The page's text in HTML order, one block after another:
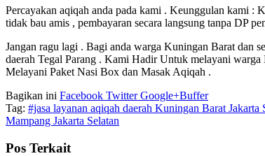
Percayakan aqiqah anda pada kami . Keunggulan kami :
tidak bau amis , pembayaran secara langsung tanpa DP
Jangan ragu lagi . Bagi anda warga Kuningan Barat dan
daerah Tegal Parang . Kami Hadir Untuk melayani
Melayani Paket Nasi Box dan Masak Aqiqah .
Bagikan ini Facebook TwitterGoogle+Buffer
Tag: #jasa layanan aqiqah daerah Kuningan Barat Jakarta
Mampang Jakarta Selatan
Pos Terkait